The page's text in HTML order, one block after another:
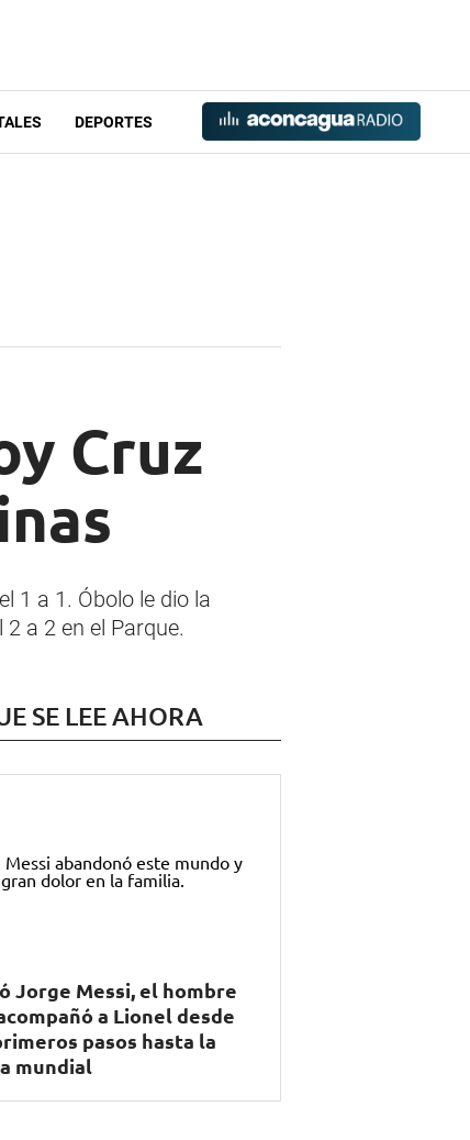
DEPORTES
Cruz
1 a 1. Óbolo le dio la
a 2 en el Parque.
SE LEE AHORA
Jorge Messi, el hombre
a Lionel desde
pasos hasta la
mundial